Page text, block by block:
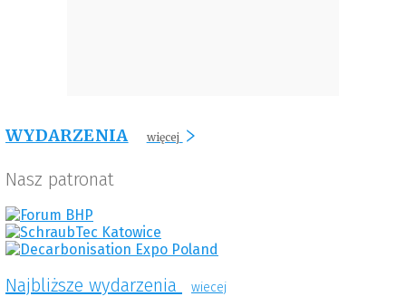
WYDARZENIA więcej
Nasz patronat
Najbliższe wydarzenia wiecej